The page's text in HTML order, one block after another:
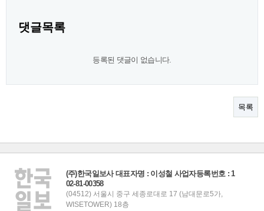
댓글목록
등록된 댓글이 없습니다.
목록
(주)한국일보사 대표자명 : 이성철 사업자등록번호 : 1
02-81-00358
(04512) 서울시 중구 세종로대로 17 (남대문로5가,
WISETOWER) 18층